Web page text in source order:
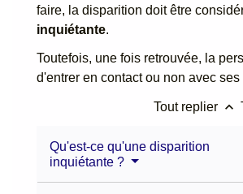
faire, la disparition doit être
inquiétante.
Toutefois, une fois retrouvée, la
d'entrer en contact ou non avec ses
Tout replier keyboard_arrow_up
Qu'est-ce qu'une disparition
inquiétante ?